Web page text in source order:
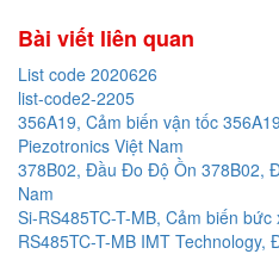
Bài viết liên quan
List code 2020626
list-code2-2205
356A19, Cảm biến vận tốc
Piezotronics Việt Nam
378B02, Đầu Đo Độ Ồn 378B02,
Nam
Si-RS485TC-T-MB, Cảm biến bức
RS485TC-T-MB IMT Technology,